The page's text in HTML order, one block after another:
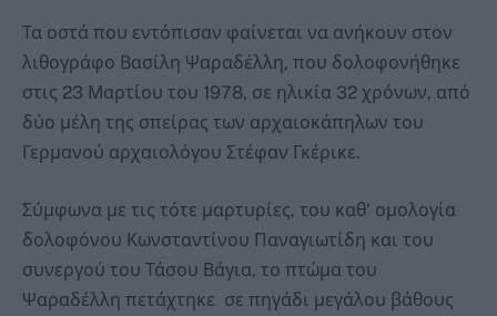
Τα οστά που εντόπισαν φαίνεται να ανήκουν στον
λιθογράφο Βασίλη Ψαραδέλλη, που δολοφονήθηκε
στις 23 Μαρτίου του 1978, σε ηλικία 32 χρόνων, από
δύο μέλη της σπείρας των αρχαιοκάπηλων του
Γερμανού αρχαιολόγου Στέφαν Γκέρικε.
Σύμφωνα με τις τότε μαρτυρίες, του καθ’ ομολογία
δολοφόνου Κωνσταντίνου Παναγιωτίδη και του
συνεργού του Τάσου Βάγια, το πτώμα του
Ψαραδέλλη πετάχτηκε σε πηγάδι μεγάλου βάθους